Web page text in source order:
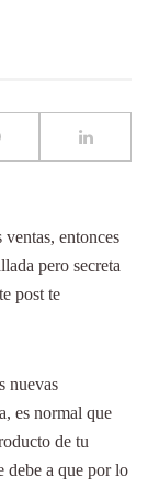
entonces
pero secreta
post te
nuevas
es normal que
de tu
debe a que por lo